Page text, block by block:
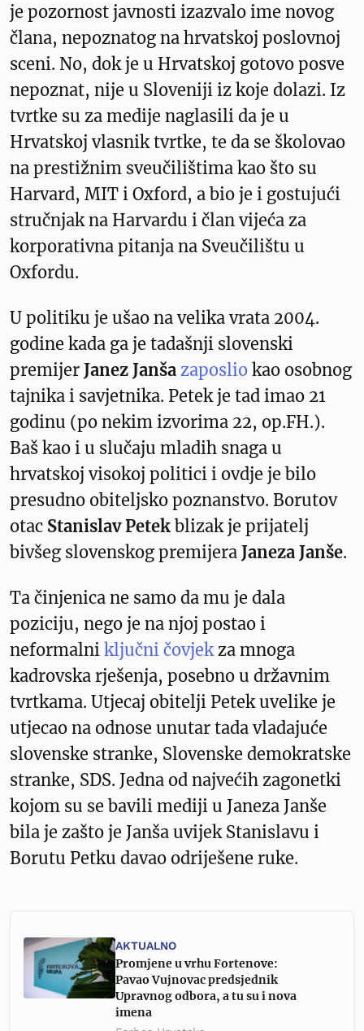
je pozornost javnosti izazvalo ime novog
člana, nepoznatog na hrvatskoj poslovnoj
sceni. No, dok je u Hrvatskoj gotovo posve
nepoznat, nije u Sloveniji iz koje dolazi. Iz
tvrtke su za medije naglasili da je u
Hrvatskoj vlasnik tvrtke, te da se školovao
na prestižnim sveučilištima kao što su
Harvard, MIT i Oxford, a bio je i gostujući
stručnjak na Harvardu i član vijeća za
korporativna pitanja na Sveučilištu u
Oxfordu.
U politiku je ušao na velika vrata 2004.
godine kada ga je tadašnji slovenski
premijer Janez Janša zaposlio kao osobnog
tajnika i savjetnika. Petek je tad imao 21
godinu (po nekim izvorima 22, op.FH.).
Baš kao i u slučaju mladih snaga u
hrvatskoj visokoj politici i ovdje je bilo
presudno obiteljsko poznanstvo. Borutov
otac Stanislav Petek blizak je prijatelj
bivšeg slovenskog premijera Janeza Janše.
Ta činjenica ne samo da mu je dala
poziciju, nego je na njoj postao i
neformalni ključni čovjek za mnoga
kadrovska rješenja, posebno u državnim
tvrtkama. Utjecaj obitelji Petek uvelike je
utjecao na odnose unutar tada vladajuće
slovenske stranke, Slovenske demokratske
stranke, SDS. Jedna od najvećih zagonetki
kojom su se bavili mediji u Janeza Janše
bila je zašto je Janša uvijek Stanislavu i
Borutu Petku davao odriješene ruke.
AKTUALNO
Promjene u vrhu Fortenove:
Pavao Vujnovac predsjednik
Upravnog odbora, a tu su i nova
imena